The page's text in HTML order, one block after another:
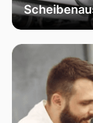
Bei uns
speziell für
optimale